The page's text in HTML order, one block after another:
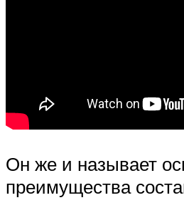
Он же и называет
преимущества